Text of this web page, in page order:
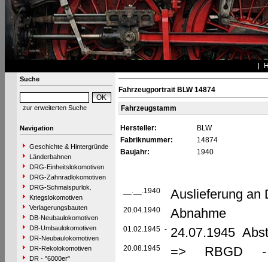
Suche
zur erweiterten Suche
Navigation
Geschichte & Hintergründe
Länderbahnen
DRG-Einheitslokomotiven
DRG-Zahnradlokomotiven
DRG-Schmalspurlok.
Kriegslokomotiven
Verlagerungsbauten
DB-Neubaulokomotiven
DB-Umbaulokomotiven
DR-Neubaulokomotiven
DR-Rekolokomotiven
DR - "6000er"
Fahrzeugportrait BLW 14874
Fahrzeugstamm
Hersteller:
BLW
Fabriknummer:
14874
Baujahr:
1940
__.__.1940 Auslieferung an
20.04.1940 Abnahme
01.02.1945 - 24.07.1945
20.08.1945
=> RBGD -